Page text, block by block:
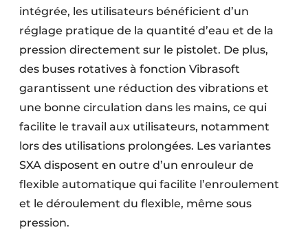
intégrée, les utilisateurs bénéficient d’un
réglage pratique de la quantité d’eau et de la
pression directement sur le pistolet. De plus,
des buses rotatives à fonction Vibrasoft
garantissent une réduction des vibrations et
une bonne circulation dans les mains, ce qui
facilite le travail aux utilisateurs, notamment
lors des utilisations prolongées. Les variantes
SXA disposent en outre d’un enrouleur de
flexible automatique qui facilite l’enroulement
et le déroulement du flexible, même sous
pression.